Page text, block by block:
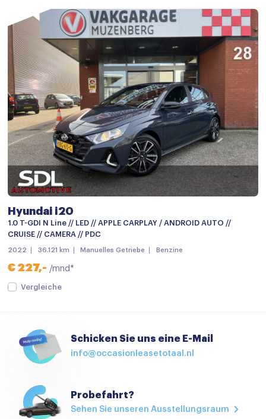
Keyless start
keyless start
Multi-functioneel stuurwiel
Regensensor
Stoelverwarming
Stuurbekrachtiging
Stuur verstelbaar
Stuurwiel verwarmd
Start/stop systeem
Achteruitrijcamera
Airbag(s) hoofd achter
Airbag(s) side voor
Airbag bestuurder
Anti Blokkeer Systeem
Bandenspanningscontrolesysteem
bots waarschuwing systeem
Hyundai i20
1.0 T-GDI N Line // LED // APPLE CARPLAY / ANDROID AUTO //
CRUISE // CAMERA // PDC
2022 36.121 km Manuelles Getriebe Benzine
€ 227,- /mnd*
Vergleiche
Schicken Sie uns eine E-Mail
info@occasionleasetotaal.nl
Probefahrt?
Sehen Sie unseren Ausstellungsraum